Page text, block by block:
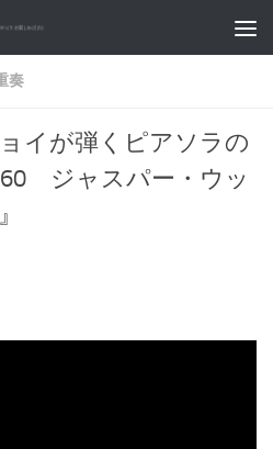
奏
イが弾くピアソラの
ジャスパー・ウッ